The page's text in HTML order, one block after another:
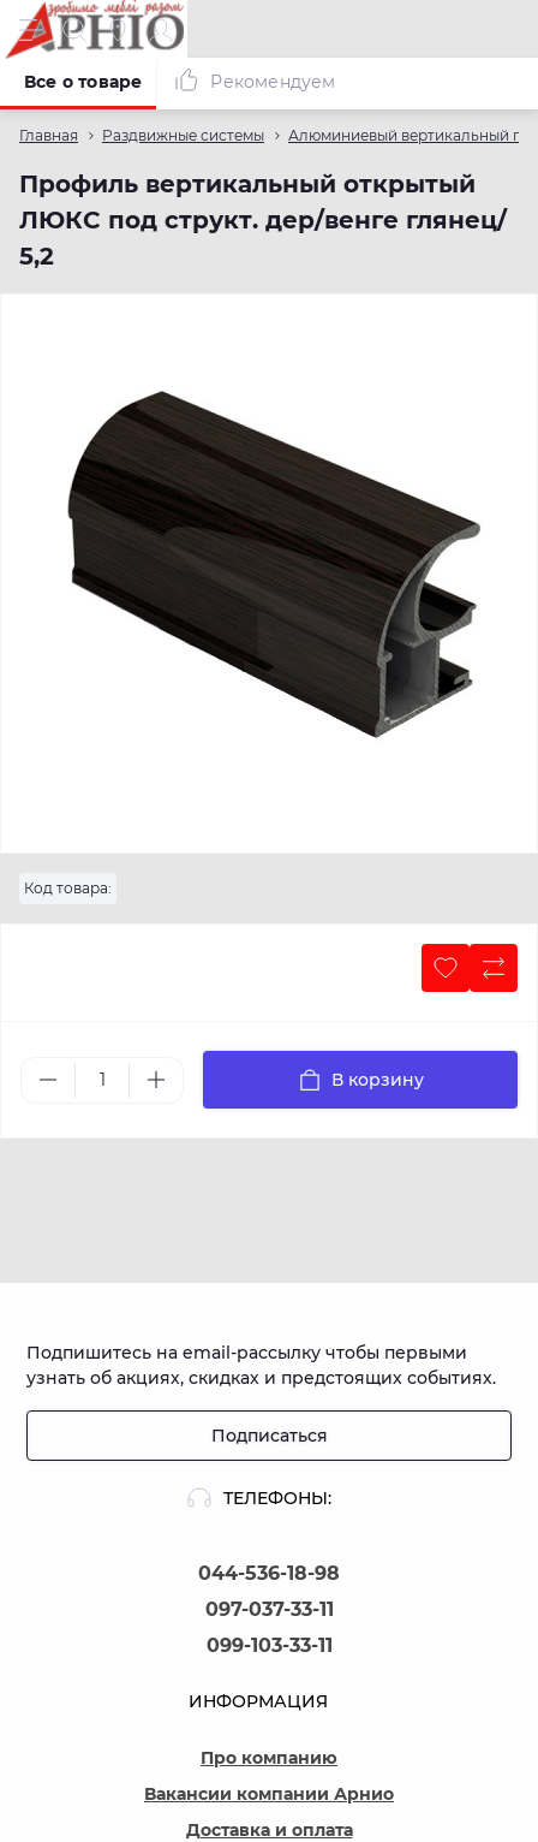
Главная Раздвижные системы Алюминиевый вертикальный
Профиль вертикальный открытый
ЛЮКС под структ. дер/венге глянец/
5,2
Все о товаре Рекомендуем
Код товара:
В корзину
ТЕЛЕФОНЫ:
044-536-18-98
097-037-33-11
099-103-33-11
Подпишитесь на email-рассылку чтобы первыми
узнать об акциях, скидках и предстоящих событиях.
Подписаться
ИНФОРМАЦИЯ
Про компанию
Вакансии компании Арнио
Доставка и оплата